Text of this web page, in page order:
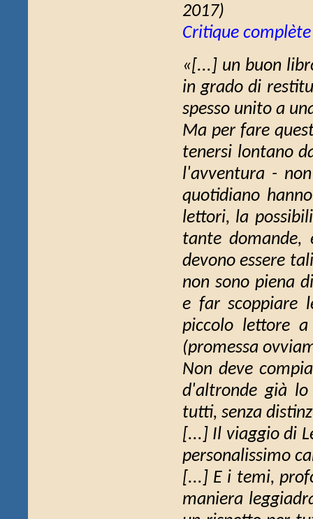
2017)
Critique complète
«[...] un buon
in grado di
spesso unito a
Ma per fare
tenersi lontano
l'avventura -
quotidiano
lettori, la
tante domande,
devono essere
non sono piena
e far scoppiare
piccolo lettore
(promessa
Non deve
d'altronde già
tutti, senza
[...] Il viaggio di
personalissimo
[...] E i temi,
maniera